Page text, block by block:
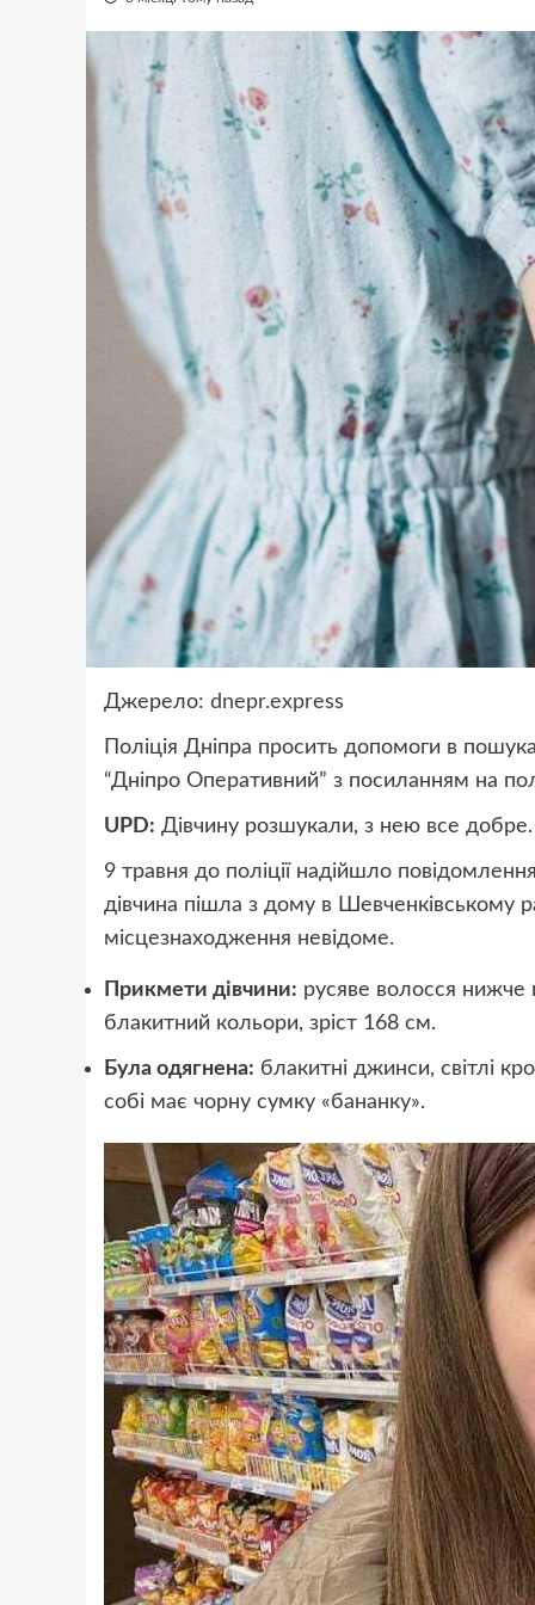
Джерело: dnepr.express
Поліція Дніпра просить допомоги в
“Дніпро Оперативний” з посиланням на
UPD: Дівчину розшукали, з нею все добре.
9 травня до поліції надійшло
дівчина пішла з дому в Шевченківському
місцезнаходження невідоме.
Прикмети дівчини: русяве волосся нижче
блакитний кольори, зріст 168 см.
Була одягнена: блакитні джинси, світлі
собі має чорну сумку «бананку».